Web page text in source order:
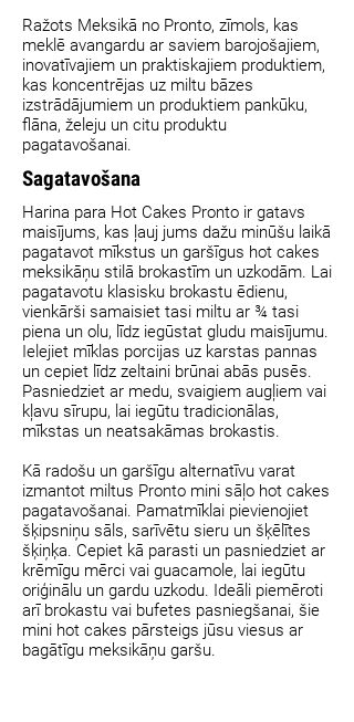
Ražots Meksikā no Pronto, zīmols, kas
meklē avangardu ar saviem barojošajiem,
inovatīvajiem un praktiskajiem produktiem,
kas koncentrējas uz miltu bāzes
izstrādājumiem un produktiem pankūku,
flāna, želeju un citu produktu
pagatavošanai.
Sagatavošana
Harina para Hot Cakes Pronto ir gatavs
maisījums, kas ļauj jums dažu minūšu laikā
pagatavot mīkstus un garšīgus hot cakes
meksikāņu stilā brokastīm un uzkodām. Lai
pagatavotu klasisku brokastu ēdienu,
vienkārši samaisiet tasi miltu ar ¾ tasi
piena un olu, līdz iegūstat gludu maisījumu.
Ielejiet mīklas porcijas uz karstas pannas
un cepiet līdz zeltaini brūnai abās pusēs.
Pasniedziet ar medu, svaigiem augļiem vai
kļavu sīrupu, lai iegūtu tradicionālas,
mīkstas un neatsakāmas brokastis.
Kā radošu un garšīgu alternatīvu varat
izmantot miltus Pronto mini sāļo hot cakes
pagatavošanai. Pamatmīklai pievienojiet
šķipsniņu sāls, sarīvētu sieru un šķēlītes
šķiņķa. Cepiet kā parasti un pasniedziet ar
krēmīgu mērci vai guacamole, lai iegūtu
oriģinālu un gardu uzkodu. Ideāli piemēroti
arī brokastu vai bufetes pasniegšanai, šie
mini hot cakes pārsteigs jūsu viesus ar
bagātīgu meksikāņu garšu.